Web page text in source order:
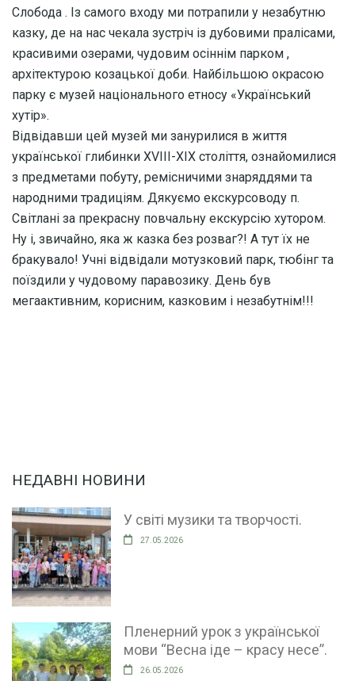
Слобода . Із самого входу ми потрапили у незабутню
казку, де на нас чекала зустріч із дубовими пралісами,
красивими озерами, чудовим осіннім парком ,
архітектурою козацької доби. Найбільшою окрасою
парку є музей національного етносу «Український
хутір».
Відвідавши цей музей ми занурилися в життя
української глибинки XVIII-XIX століття, ознайомилися
з предметами побуту, ремісничими знаряддями та
народними традиціям. Дякуємо екскурсоводу п.
Світлані за прекрасну повчальну екскурсію хутором.
Ну і, звичайно, яка ж казка без розваг?! А тут їх не
бракувало! Учні відвідали мотузковий парк, тюбінг та
поїздили у чудовому паравозику. День був
мегаактивним, корисним, казковим і незабутнім!!!
НЕДАВНІ НОВИНИ
У світі музики та творчості.
27.05.2026
Пленерний урок з української
мови “Весна іде – красу несе”.
26.05.2026